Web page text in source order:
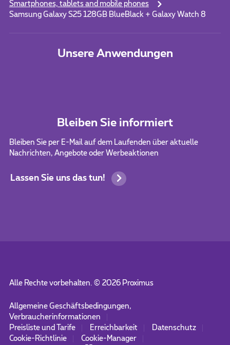
Smartphones, tablets and mobile phones
Samsung Galaxy S25 128GB BlueBlack + Galaxy Watch 8
Unsere Anwendungen
Bleiben Sie informiert
Bleiben Sie per E-Mail auf dem Laufenden über aktuelle
Nachrichten, Angebote oder Werbeaktionen
Lassen Sie uns das tun!
Alle Rechte vorbehalten. © 2026Proximus
Allgemeine Geschäftsbedingungen,
Verbraucherinformationen
Preisliste und Tarife
Erreichbarkeit
Datenschutz
Cookie-Richtlinie
Cookie-Manager